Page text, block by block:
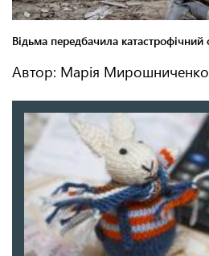
Автор: Марія Мирошниченко